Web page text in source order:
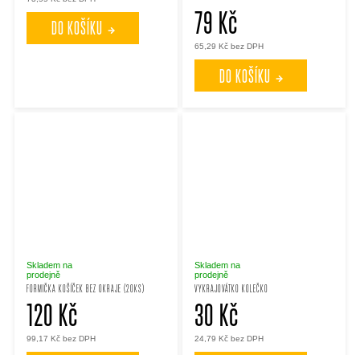
DO KOŠÍKU
65,29 Kč bez DPH
79 Kč
DO KOŠÍKU
FORMIČKA KOŠÍČEK BEZ OKRAJE (20KS)
Skladem na
prodejně
99,17 Kč bez DPH
120 Kč
VYKRAJOVÁTKO KOLEČKO
Skladem na
prodejně
24,79 Kč bez DPH
30 Kč